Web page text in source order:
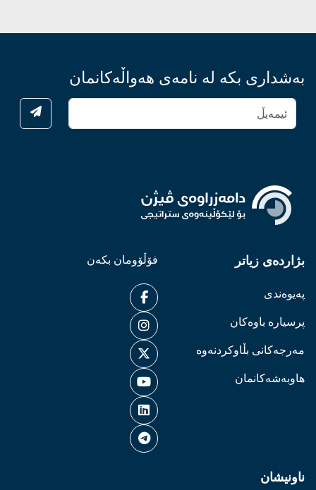
بەشداری بکە لە نامەی هەواڵەکانمان
بژاردەی زیاتر
پەیوەندی
پرسیارە باوەکان
مەرجەکانی بڵاوکردنەوە
هاوبەشەکانمان
فۆڵۆومان بکەن
ناونیشان